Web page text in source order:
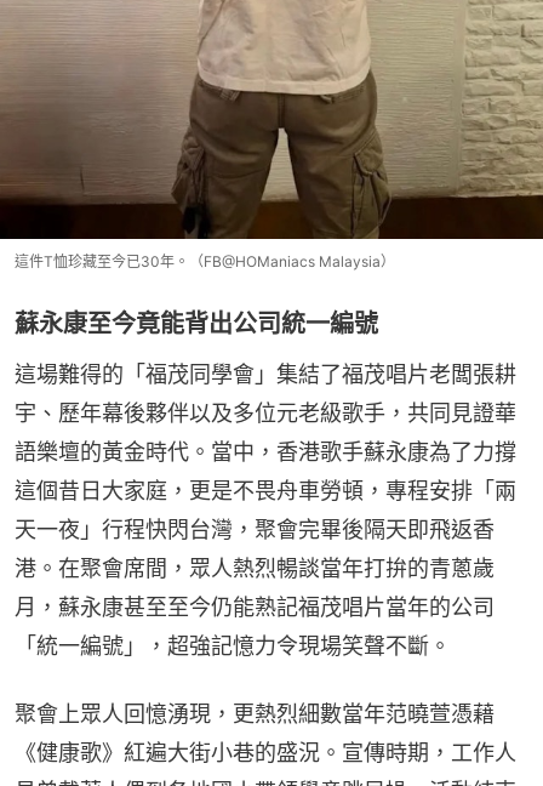
這件T恤珍藏至今已30年。（FB@HOManiacs Malaysia）
蘇永康至今竟能背出公司統一編號
這場難得的「福茂同學會」集結了福茂唱片老闆張耕
宇、歷年幕後夥伴以及多位元老級歌手，共同見證華
語樂壇的黃金時代。當中，香港歌手蘇永康為了力撐
這個昔日大家庭，更是不畏舟車勞頓，專程安排「兩
天一夜」行程快閃台灣，聚會完畢後隔天即飛返香
港。在聚會席間，眾人熱烈暢談當年打拚的青蔥歲
月，蘇永康甚至至今仍能熟記福茂唱片當年的公司
「統一編號」，超強記憶力令現場笑聲不斷。
聚會上眾人回憶湧現，更熱烈細數當年范曉萱憑藉
《健康歌》紅遍大街小巷的盛況。宣傳時期，工作人